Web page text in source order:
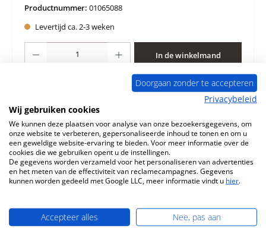
Productnummer: 01065088
Levertijd ca. 2-3 weken
In de winkelmand
Vraag over het product
Beschrijving
Houtkachel Haas-Sohn Odense 266.17 Haas-Sohn
Odense 266.17 Achterste muur ste…
Meer
Doorgaan zonder te accepteren
Privacybeleid
Wij gebruiken cookies
We kunnen deze plaatsen voor analyse van onze bezoekersgegevens, om
onze website te verbeteren, gepersonaliseerde inhoud te tonen en om u
een geweldige website-ervaring te bieden. Voor meer informatie over de
cookies die we gebruiken opent u de instellingen.
De gegevens worden verzameld voor het personaliseren van advertenties
en het meten van de effectiviteit van reclamecampagnes. Gegevens
kunnen worden gedeeld met Google LLC, meer informatie vindt u hier.
Accepteer alles Nee, pas aan